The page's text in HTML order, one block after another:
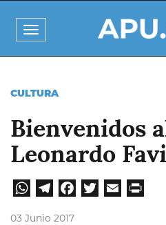
al
contenido
principal
Toggle
navigation
CULTURA
Bienvenidos
Leonardo
W
Te
Fa
Tw
03 Junio 2017